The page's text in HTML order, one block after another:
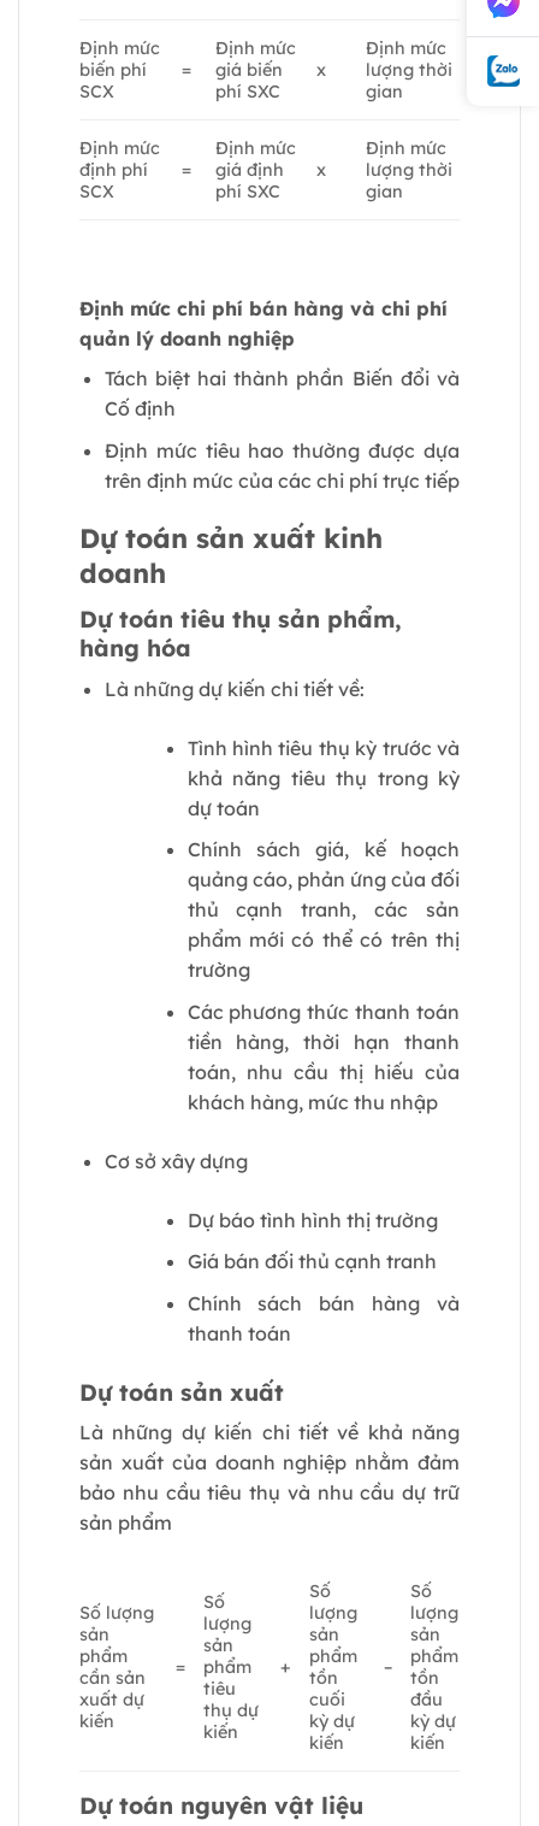
Định mức
biến phí
SCX
=
Định mức
giá biến
phí SXC
x
Định mức
lượng thời
gian
Định mức
định phí
SCX
=
Định mức
giá định
phí SXC
x
Định mức
lượng thời
gian
Định mức chi phí bán hàng và chi phí
quản lý doanh nghiệp
Tách biệt hai thành phần Biến đổi và
Cố định
Định mức tiêu hao thường được dựa
trên định mức của các chi phí trực tiếp
Dự toán sản xuất kinh
doanh
Dự toán tiêu thụ sản phẩm,
hàng hóa
Là những dự kiến chi tiết về:
Tình hình tiêu thụ kỳ trước và
khả năng tiêu thụ trong kỳ
dự toán
Chính sách giá, kế hoạch
quảng cáo, phản ứng của đối
thủ cạnh tranh, các sản
phẩm mới có thể có trên thị
trường
Các phương thức thanh toán
tiền hàng, thời hạn thanh
toán, nhu cầu thị hiếu của
khách hàng, mức thu nhập
Cơ sở xây dựng
Dự báo tình hình thị trường
Giá bán đối thủ cạnh tranh
Chính sách bán hàng và
thanh toán
Dự toán sản xuất
Là những dự kiến chi tiết về khả năng
sản xuất của doanh nghiệp nhằm đảm
bảo nhu cầu tiêu thụ và nhu cầu dự trữ
sản phẩm
Số lượng
sản
phẩm
cần sản
xuất dự
kiến
=
Số
lượng
sản
phẩm
tiêu
thụ dự
kiến
+
Số
lượng
sản
phẩm
tồn
cuối
kỳ dự
kiến
–
Số
lượng
sản
phẩm
tồn
đầu
kỳ dự
kiến
Dự toán nguyên vật liệu